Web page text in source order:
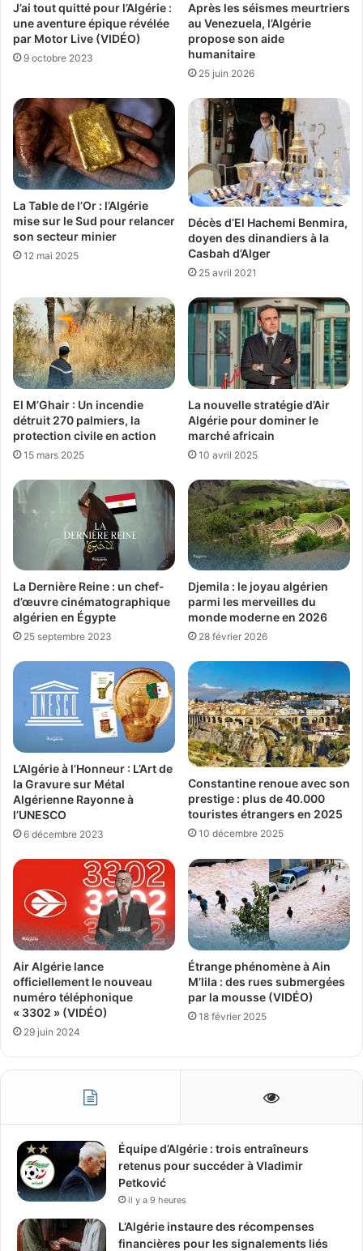
J’ai tout quitté pour l’Algérie :
une aventure épique révélée
par Motor Live (VIDÉO)
9 octobre 2023
Après les séismes meurtriers
au Venezuela, l’Algérie
propose son aide
humanitaire
25 juin 2026
La Table de l’Or : l’Algérie
mise sur le Sud pour relancer
son secteur minier
12 mai 2025
Décès d’El Hachemi Benmira,
doyen des dinandiers à la
Casbah d’Alger
25 avril 2021
El M’Ghair : Un incendie
détruit 270 palmiers, la
protection civile en action
15 mars 2025
La nouvelle stratégie d’Air
Algérie pour dominer le
marché africain
10 avril 2025
La Dernière Reine : un chef-
d’œuvre cinématographique
algérien en Égypte
25 septembre 2023
Djemila : le joyau algérien
parmi les merveilles du
monde moderne en 2026
28 février 2026
L’Algérie à l’Honneur : L’Art de
la Gravure sur Métal
Algérienne Rayonne à
l’UNESCO
6 décembre 2023
Constantine renoue avec son
prestige : plus de 40.000
touristes étrangers en 2025
10 décembre 2025
Air Algérie lance
officiellement le nouveau
numéro téléphonique
« 3302 » (VIDÉO)
29 juin 2024
Étrange phénomène à Ain
M’lila : des rues submergées
par la mousse (VIDÉO)
18 février 2025
Équipe d’Algérie : trois entraîneurs
retenus pour succéder à Vladimir
Petković
il y a 9 heures
L’Algérie instaure des récompenses
financières pour les signalements liés